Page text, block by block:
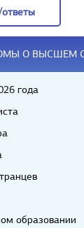
О ВЫСШЕМ
года
образовании